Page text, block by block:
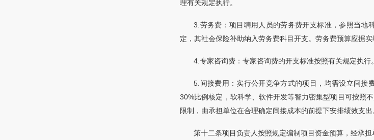
理有关规定执行。
3.劳务费：项目聘用人员的劳务费开支标准，参照当地
定，其社会保险补助纳入劳务费科目开支。劳务费预算应据实
4.专家咨询费：专家咨询费的开支标准按照有关规定执行。
5.间接费用：实行公开竞争方式的项目，均需设立间接
30%比例核定，软科学、软件开发等智力密集型项目可按照
限制，由承担单位在合理确定间接成本的前提下安排绩效支出
第十二条项目负责人按照规定编制项目资金预算，经承担